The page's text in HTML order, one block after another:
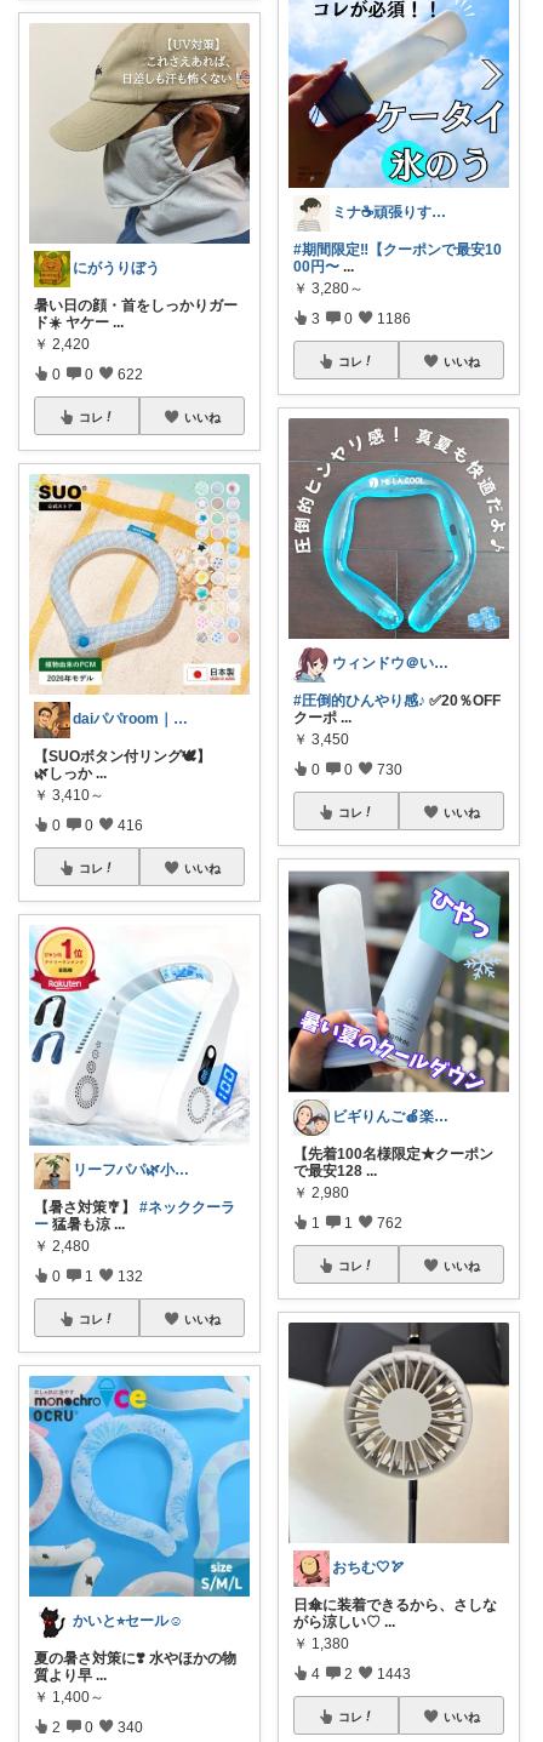
にがうりぼう
暑い日の顔・首をしっかりガー
ド☀️ ヤケー ...
￥ 2,420
0 0 622
コレ いいね
daiパパroom｜育児×便利グッズ
【SUOボタン付リング🕊️】
🌿しっか ...
￥ 3,410～
0 0 416
コレ いいね
リーフパパ🌿小学2年生女の子のパパ
【暑さ対策🎐】 #ネッククーラ
ー 猛暑も涼 ...
￥ 2,480
0 1 132
コレ いいね
かいと⭐︎セール☺️
夏の暑さ対策に❣️ 水やほかの物
質より早 ...
￥ 1,400～
2 0 340
ミナ☕️頑張りすぎない暮らし🏠
#期間限定‼️【クーポンで最安10
00円〜 ...
￥ 3,280～
3 0 1186
コレ いいね
ウィンドウ＠いつもありがとうございます♪
#圧倒的ひんやり感♪ ✅20％OFF
クーポ ...
￥ 3,450
0 0 730
コレ いいね
ビギりんご🍎楽する暮らし🏠
【先着100名様限定★クーポン
で最安128 ...
￥ 2,980
1 1 762
コレ いいね
おちむ🤍🏹
日傘に装着できるから、さしな
がら涼しい♡ ...
￥ 1,380
4 2 1443
コレ いいね